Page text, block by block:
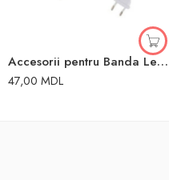
Accesorii pentru Banda Led 220V-240V Horoz
47,00 MDL